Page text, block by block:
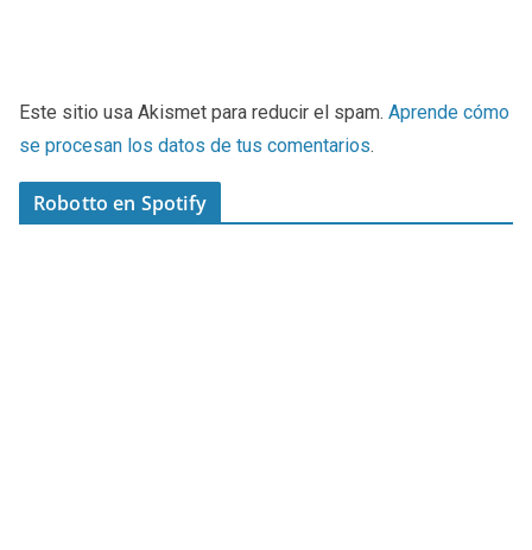
Este sitio usa Akismet para reducir el spam. Aprende cómo
se procesan los datos de tus comentarios.
Robotto en Spotify